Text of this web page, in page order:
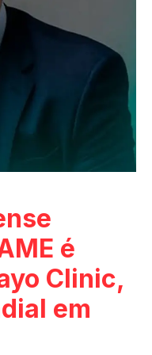
é
Clinic,
em